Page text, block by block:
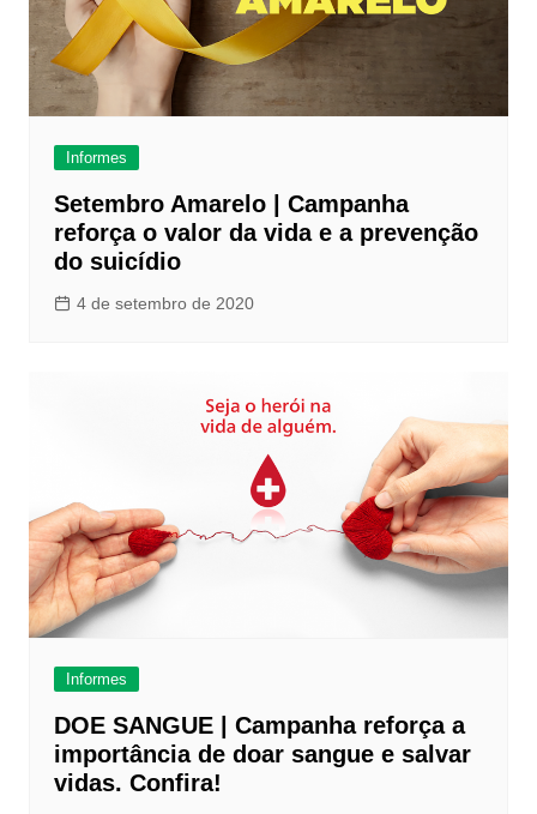
Informes
Setembro Amarelo | Campanha
reforça o valor da vida e a prevenção
do suicídio
4 de setembro de 2020
Informes
DOE SANGUE | Campanha reforça a
importância de doar sangue e salvar
vidas. Confira!